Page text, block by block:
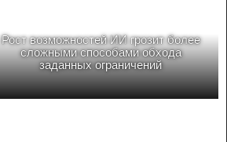
Рост возможностей ИИ грозит более
сложными способами обхода
заданных ограничений